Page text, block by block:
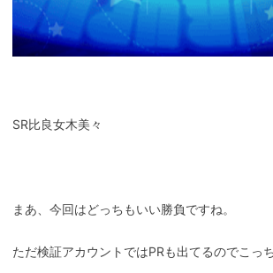
SR比良女木美々
まあ、今回はどっちもいい勝負ですね。
ただ検証アカウントではPRも出てるのでこっ